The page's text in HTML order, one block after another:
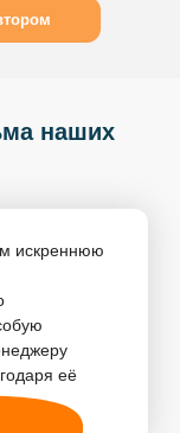
наших
искреннюю
её